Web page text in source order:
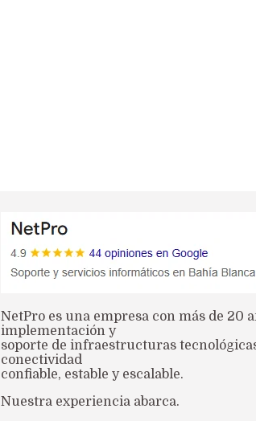
NetPro es una empresa con más de 20
implementación y
soporte de infraestructuras
conectividad
confiable, estable y escalable.
Nuestra experiencia abarca.